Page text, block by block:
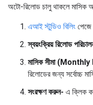
অটো-রিলোড চালু থাকলে মাসিক
এআই স্টুডিও বিলিং পেজে
স্বয়ংক্রিয় রিলোড
মাসিক সীমা
রিলোডের জন্য সর্বোচ্চ
সংরক্ষণ করুন- এ ক্লিক